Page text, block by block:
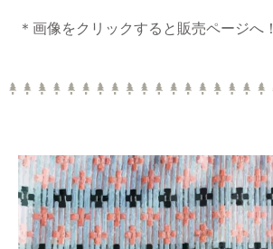
＊画像をクリックすると販売ページへ！